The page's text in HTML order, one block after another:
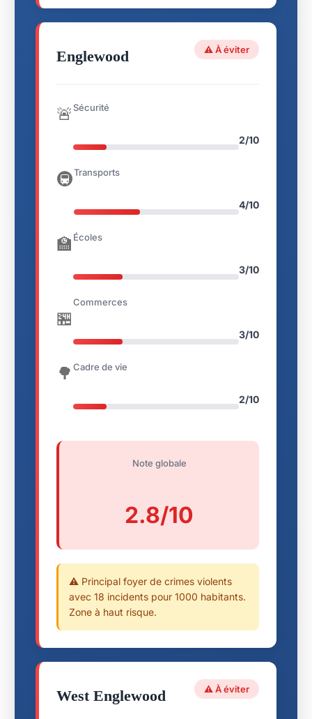
Englewood ⚠️ À éviter
🚨Sécurité
2/10
🚇Transports
4/10
🏫 Écoles
3/10
🏪
Commerces
3/10
🌳 Cadre de vie
2/10
Note globale
2.8/10
⚠️ Principal foyer de crimes violents
avec 18 incidents pour 1000 habitants.
Zone à haut risque.
West Englewood ⚠️ À éviter